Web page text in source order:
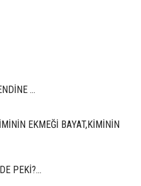
…
EKMEĞİ BAYAT,KİMİNİN
PEKİ?...